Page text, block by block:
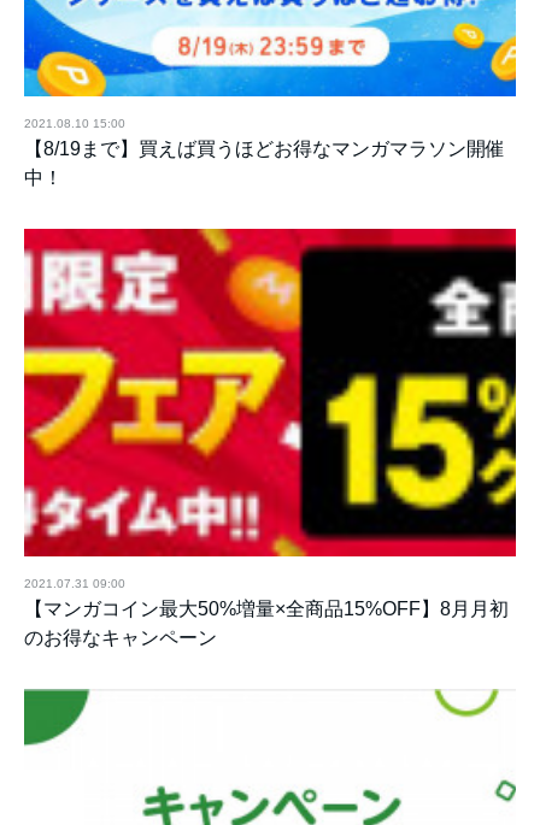
2021.08.10 15:00
【8/19まで】買えば買うほどお得なマンガマラソン開催
中！
2021.07.31 09:00
【マンガコイン最大50%増量×全商品15%OFF】8月月初
のお得なキャンペーン